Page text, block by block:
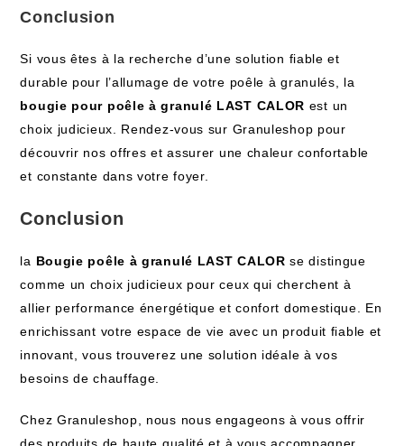
Conclusion
Si vous êtes à la recherche d’une solution fiable et
durable pour l’allumage de votre poêle à granulés, la
bougie pour poêle à granulé LAST CALOR est un
choix judicieux. Rendez-vous sur Granuleshop pour
découvrir nos offres et assurer une chaleur confortable
et constante dans votre foyer.
Conclusion
la Bougie poêle à granulé LAST CALOR se distingue
comme un choix judicieux pour ceux qui cherchent à
allier performance énergétique et confort domestique. En
enrichissant votre espace de vie avec un produit fiable et
innovant, vous trouverez une solution idéale à vos
besoins de chauffage.
Chez Granuleshop, nous nous engageons à vous offrir